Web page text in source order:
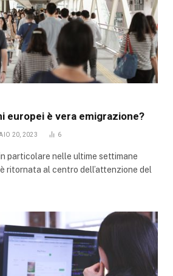
europei è vera emigrazione?
20, 2023 6
particolare nelle ultime settimane
ritornata al centro dell’attenzione del